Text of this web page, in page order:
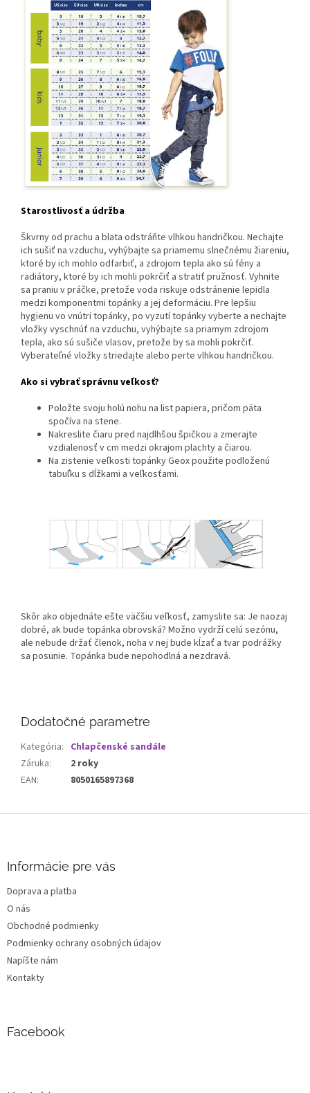
Starostlivosť a údržba
Škvrny od prachu a blata odstráňte vlhkou handričkou. Nechajte
ich sušiť na vzduchu, vyhýbajte sa priamemu slnečnému žiareniu,
ktoré by ich mohlo odfarbiť, a zdrojom tepla ako sú fény a
radiátory, ktoré by ich mohli pokrčiť a stratiť pružnosť. Vyhnite
sa praniu v práčke, pretože voda riskuje odstránenie lepidla
medzi komponentmi topánky a jej deformáciu. Pre lepšiu
hygienu vo vnútri topánky, po vyzutí topánky vyberte a nechajte
vložky vyschnúť na vzduchu, vyhýbajte sa priamym zdrojom
tepla, ako sú sušiče vlasov, pretože by sa mohli pokrčiť.
Vyberateľné vložky striedajte alebo perte vlhkou handričkou.
Ako si vybrať správnu veľkosť?
Položte svoju holú nohu na list papiera, pričom päta
spočíva na stene.
Nakreslite čiaru pred najdlhšou špičkou a zmerajte
vzdialenosť v cm medzi okrajom plachty a čiarou.
Na zistenie veľkosti topánky Geox použite podloženú
tabuľku s dĺžkami a veľkosťami.
Skôr ako objednáte ešte väčšiu veľkosť, zamyslite sa: Je naozaj
dobré, ak bude topánka obrovská? Možno vydrží celú sezónu,
ale nebude držať členok, noha v nej bude kĺzať a tvar podrážky
sa posunie. Topánka bude nepohodlná a nezdravá.
Dodatočné parametre
Kategória: Chlapčenské sandále
Záruka:
2 roky
EAN: 8050165897368
e
Informácie pre vás
Doprava a platba
O nás
Obchodné podmienky
Podmienky ochrany osobných údajov
Napíšte nám
Kontakty
Facebook